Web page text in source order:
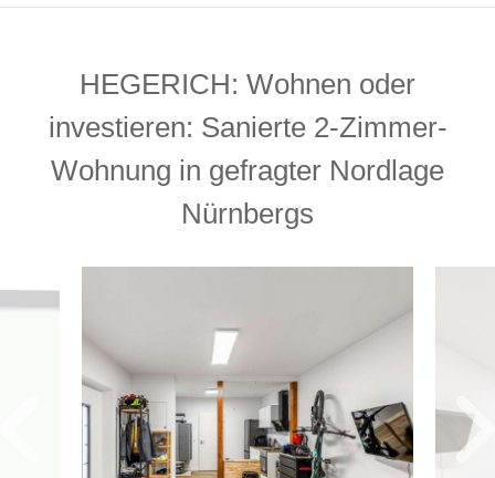
HEGERICH: Wohnen oder
investieren: Sanierte 2-Zimmer-
Wohnung in gefragter Nordlage
Nürnbergs